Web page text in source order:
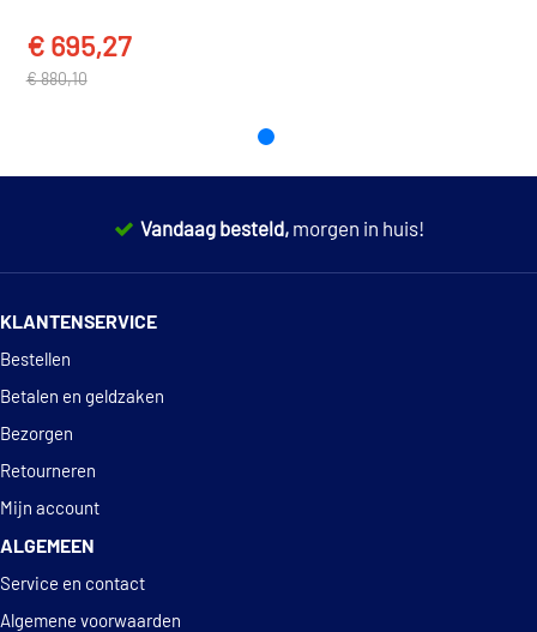
EAN
VOLVO VCS-2
€ 695,27
€ 880,10
Vandaag besteld, morgen in huis!
KLANTENSERVICE
Bestellen
Betalen en geldzaken
Bezorgen
Retourneren
Mijn account
ALGEMEEN
Service en contact
Algemene voorwaarden